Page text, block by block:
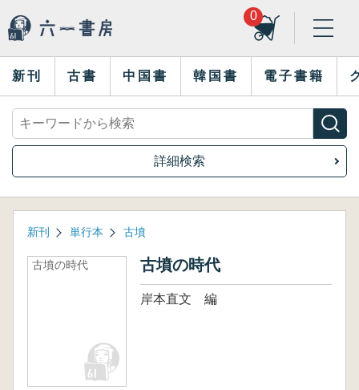
0
新刊 古書 中国書 韓国書 電子書籍
詳細検索
新刊 単行本 古墳
古墳の時代 古墳の時代
岸本直文 編